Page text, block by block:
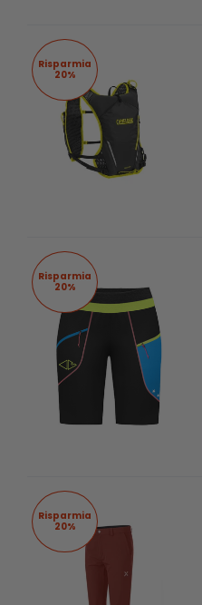
Risparmia
20%
Risparmia
20%
Risparmia
20%